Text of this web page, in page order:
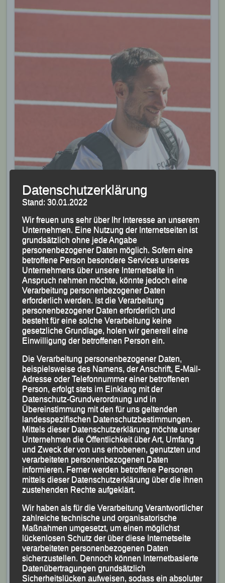
Kai Karzmirek (Rheinland-Pfalz)
Unser Einsatzort war zweigeteilt. Den Diskuswurf der
Männer und Frauen sowie der für die männlichen und
weiblichen Mehrkämpfer, wickelten wir im Stadion von
Königsbrunn ab.
Für den Hammerwurf der Männer, für die Frauen
wurden keine Meldungen abgegeben, begaben wir
uns nach Augsburg auf die Anlage des ESV Augsburg.
Nun, die Hammerwerfer sind es gewohnt, dass sie auf
Grund ihrer Disziplin immer etwas abseits ihre
Leistungen erzielen müssen.
Datenschutzerklärung
Stand: 30.01.2022
Wir freuen uns sehr über Ihr Interesse an unserem
Unternehmen. Eine Nutzung der Internetseiten ist
grundsätzlich ohne jede Angabe
personenbezogener Daten möglich. Sofern eine
betroffene Person besondere Services unseres
Unternehmens über unsere Internetseite in
Anspruch nehmen möchte, könnte jedoch eine
Verarbeitung personenbezogener Daten
erforderlich werden. Ist die Verarbeitung
personenbezogener Daten erforderlich und
besteht für eine solche Verarbeitung keine
gesetzliche Grundlage, holen wir generell eine
Einwilligung der betroffenen Person ein.
Die Verarbeitung personenbezogener Daten,
beispielsweise des Namens, der Anschrift, E-Mail-
Adresse oder Telefonnummer einer betroffenen
Person, erfolgt stets im Einklang mit der
Datenschutz-Grundverordnung und in
Übereinstimmung mit den für uns geltenden
landesspezifischen Datenschutzbestimmungen.
Mittels dieser Datenschutzerklärung möchte unser
Unternehmen die Öffentlichkeit über Art, Umfang
und Zweck der von uns erhobenen, genutzten und
verarbeiteten personenbezogenen Daten
informieren. Ferner werden betroffene Personen
mittels dieser Datenschutzerklärung über die ihnen
zustehenden Rechte aufgeklärt.
Wir haben als für die Verarbeitung Verantwortlicher
zahlreiche technische und organisatorische
Maßnahmen umgesetzt, um einen möglichst
lückenlosen Schutz der über diese Internetseite
verarbeiteten personenbezogenen Daten
sicherzustellen. Dennoch können Internetbasierte
Datenübertragungen grundsätzlich
Sicherheitslücken aufweisen, sodass ein absoluter